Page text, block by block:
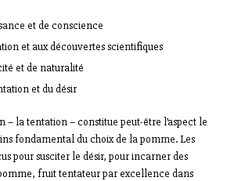
et de conscience
et aux découvertes scientifiques
et de naturalité
et du désir
– la tentation – constitue peut-être l’aspect le
fondamental du choix de la pomme. Les
pour susciter le désir, pour incarner des
fruit tentateur par excellence dans